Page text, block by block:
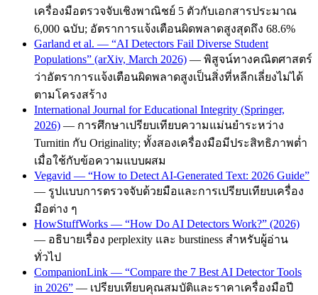
เครื่องมือตรวจจับเชิงพาณิชย์ 5 ตัวกับเอกสารประมาณ
6,000 ฉบับ; อัตราการแจ้งเตือนผิดพลาดสูงสุดถึง 68.6%
Garland et al. — “AI Detectors Fail Diverse Student
Populations” (arXiv, March 2026) — พิสูจน์ทางคณิตศาสตร์
ว่าอัตราการแจ้งเตือนผิดพลาดสูงเป็นสิ่งที่หลีกเลี่ยงไม่ได้
ตามโครงสร้าง
International Journal for Educational Integrity (Springer,
2026) — การศึกษาเปรียบเทียบความแม่นยำระหว่าง
Turnitin กับ Originality; ทั้งสองเครื่องมือมีประสิทธิภาพต่ำ
เมื่อใช้กับข้อความแบบผสม
Vegavid — “How to Detect AI-Generated Text: 2026 Guide”
— รูปแบบการตรวจจับด้วยมือและการเปรียบเทียบเครื่อง
มือต่าง ๆ
HowStuffWorks — “How Do AI Detectors Work?” (2026)
— อธิบายเรื่อง perplexity และ burstiness สำหรับผู้อ่าน
ทั่วไป
CompanionLink — “Compare the 7 Best AI Detector Tools
in 2026” — เปรียบเทียบคุณสมบัติและราคาเครื่องมือปี